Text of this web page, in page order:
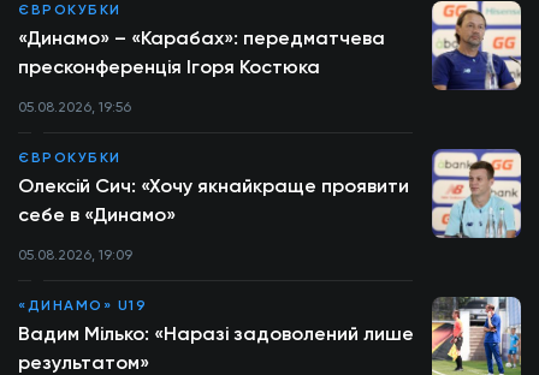
ЄВРОКУБКИ
«Динамо» – «Карабах»: передматчева
пресконференція Ігоря Костюка
05.08.2026, 19:56
ЄВРОКУБКИ
Олексій Сич: «Хочу якнайкраще проявити
себе в «Динамо»
05.08.2026, 19:09
«ДИНАМО» U19
Вадим Мілько: «Наразі задоволений лише
результатом»